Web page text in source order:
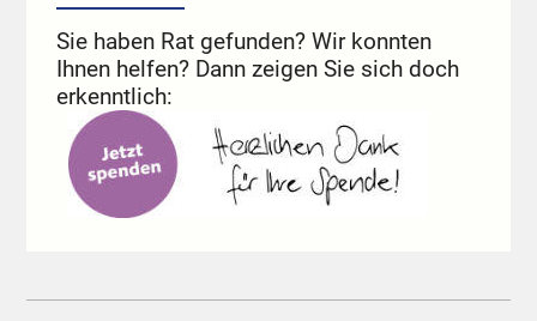
Sie haben Rat gefunden? Wir konnten
Ihnen helfen? Dann zeigen Sie sich doch
erkenntlich: